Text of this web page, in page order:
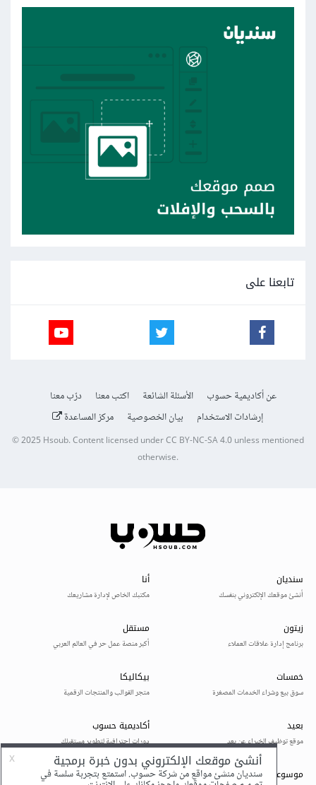
تابعنا على
عن أكاديمية حسوب الأسئلة الشائعة اكتب معنا
درّب معنا
إرشادات الاستخدام
بيان الخصوصية مركز المساعدة
© 2025Hsoub.Content licensed underCC BY-NC-SA 4.0unless mentioned
otherwise.